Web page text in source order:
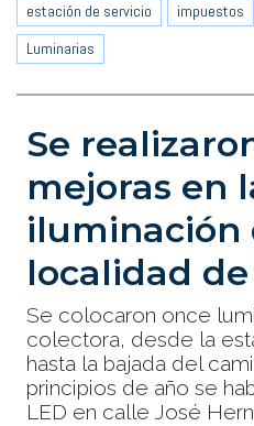
estación de servicio
impuestos
Luminarias
Se
mejoras en
iluminación
localidad
Se colocaron once
colectora, desde la
hasta la bajada del
principios de año se
LED en calle José